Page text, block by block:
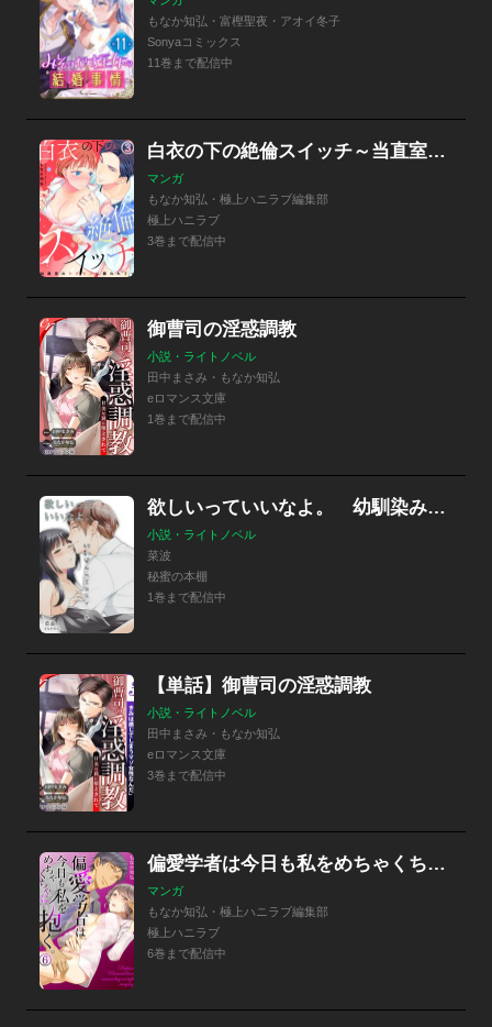
もなか知弘・富樫聖夜・アオイ冬子
Sonyaコミックス
11巻まで配信中
白衣の下の絶倫スイッチ～当直室のケダモノに襲われてっ～
マンガ
もなか知弘・極上ハニラブ編集部
極上ハニラブ
3巻まで配信中
御曹司の淫惑調教
小説・ライトノベル
田中まさみ・もなか知弘
eロマンス文庫
1巻まで配信中
欲しいっていいなよ。 幼馴染みのエロスイッチ
小説・ライトノベル
菜波
秘蜜の本棚
1巻まで配信中
【単話】御曹司の淫惑調教
小説・ライトノベル
田中まさみ・もなか知弘
eロマンス文庫
3巻まで配信中
偏愛学者は今日も私をめちゃくちゃに抱く。
マンガ
もなか知弘・極上ハニラブ編集部
極上ハニラブ
6巻まで配信中